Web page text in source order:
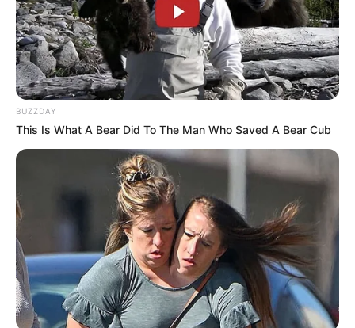
6 Best 90’s Action Movies From Your Childhood
BRAINBERRIES
BUZZDAY
This Is What A Bear Did To The Man Who Saved A Bear Cub